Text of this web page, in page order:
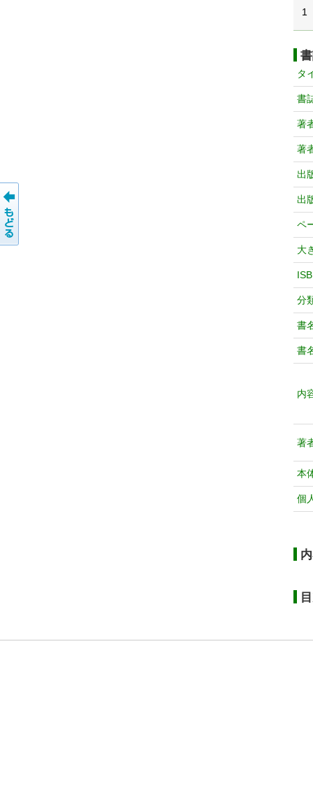
1
タ
書
著
著
出
出
ペ
大
分
書
書
内
著
本
個